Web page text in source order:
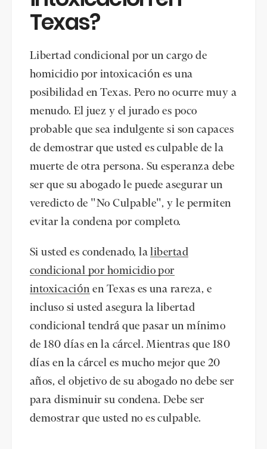
Texas?
Libertad condicional por un cargo de
homicidio por intoxicación es una
posibilidad en Texas. Pero no ocurre muy a
menudo. El juez y el jurado es poco
probable que sea indulgente si son capaces
de demostrar que usted es culpable de la
muerte de otra persona. Su esperanza debe
ser que su abogado le puede asegurar un
veredicto de "No Culpable", y le permiten
evitar la condena por completo.
Si usted es condenado, lalibertad
condicional por homicidio por
intoxicación en Texas es una rareza, e
incluso si usted asegura la libertad
condicional tendrá que pasar un mínimo
de 180 días en la cárcel. Mientras que 180
días en la cárcel es mucho mejor que 20
años, el objetivo de su abogado no debe ser
para disminuir su condena. Debe ser
demostrar que usted no es culpable.